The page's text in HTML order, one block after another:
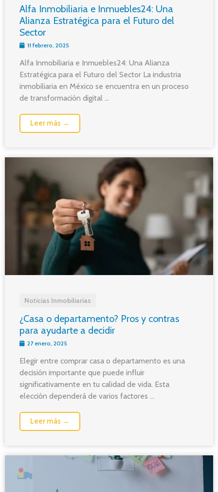
Alfa Inmobiliaria e Inmuebles24: Una
Alianza Estratégica para el Futuro del
Sector
11 febrero, 2025
Alfa Inmobiliaria e Inmuebles24: Una Alianza
Estratégica para el Futuro del Sector La industria
inmobiliaria en México se encuentra en un proceso
de transformación digital ...
Leer más →
Noticias Inmobiliarias
¿Casa o departamento? Pros y contras
para ayudarte a decidir
27 enero, 2025
Elegir entre comprar casa o departamento es una
decisión importante que puede influir
significativamente en tu calidad de vida. Esta
elección dependerá de varios factores ...
Leer más →